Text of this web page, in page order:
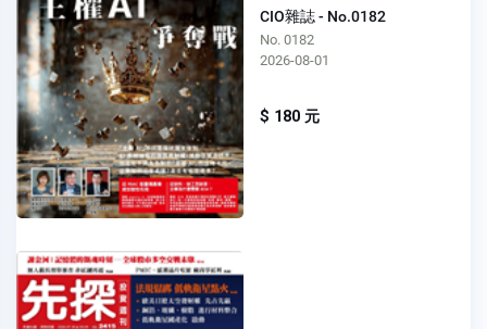
CIO雜誌 - No.0182
No. 0182
2026-08-01
$ 180 元